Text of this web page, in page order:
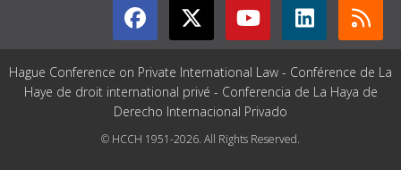
Hague Conference on Private International Law - Conférence de La
Haye de droit international privé - Conferencia de La Haya de
Derecho Internacional Privado
© HCCH 1951-2026. All Rights Reserved.